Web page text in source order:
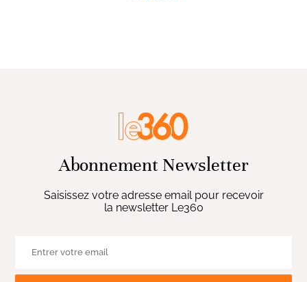
Abonnement Newsletter
Saisissez votre adresse email pour recevoir
la newsletter Le360